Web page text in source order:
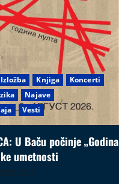
Izložba Knjiga
Koncerti
Najave
Vesti
U Baču počinje „Godina
umetnosti